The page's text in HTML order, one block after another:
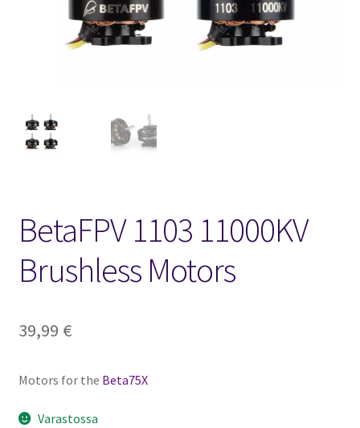
Kassa
Yhteystiedot
BetaFPV 1103 11000KV
Brushless Motors
39,99 €
Motors for the Beta75X
Varastossa